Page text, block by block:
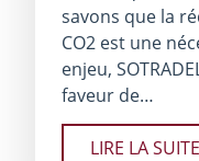
savons que la
CO2 est une
enjeu,
faveur de…
LIRE LA SUITE